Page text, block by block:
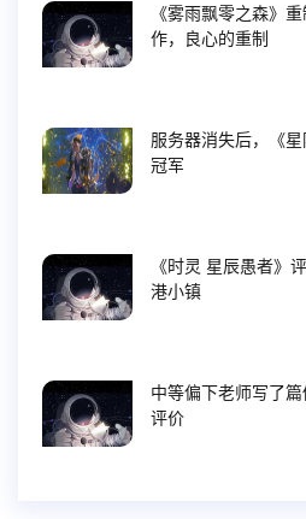
《雾雨飘零之森》
作，良心的重制
服务器消失后，《
冠军
《时灵 星辰愚者》
港小镇
中等偏下老师写了
评价